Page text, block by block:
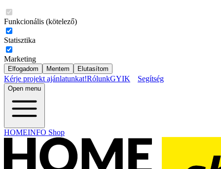
Funkcionális (kötelező)
Statisztika
Marketing
Elfogadom Mentem Elutasítom
Kérje projekt ajánlatunkat!RólunkGYIK Segítség
Open menu
HOMEINFO Shop